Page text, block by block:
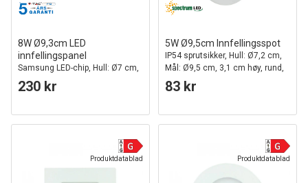
8W Ø9,3cm LED
innfellingspanel
Samsung LED-chip, Hull: Ø7 cm,
Mål: Ø9,3 cm
230 kr
5W Ø9,5cm Innfellingsspot
IP54 sprutsikker, Hull: Ø7,2 cm,
Mål: Ø9,5 cm, 3,1 cm høy, rund,
hvit kant
83 kr
Produktdatablad Produktdatablad